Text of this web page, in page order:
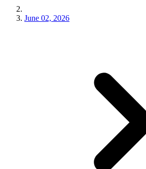
June 02, 2026